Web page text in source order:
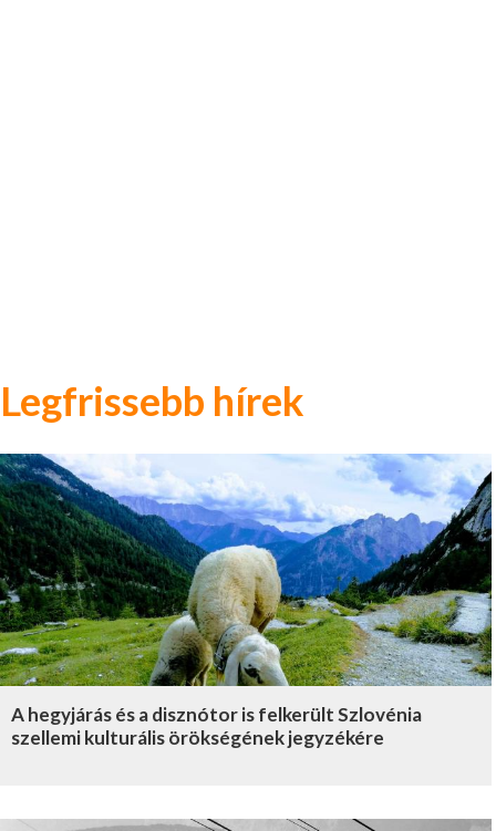
Legfrissebb hírek
A hegyjárás és a disznótor is felkerült Szlovénia
szellemi kulturális örökségének jegyzékére